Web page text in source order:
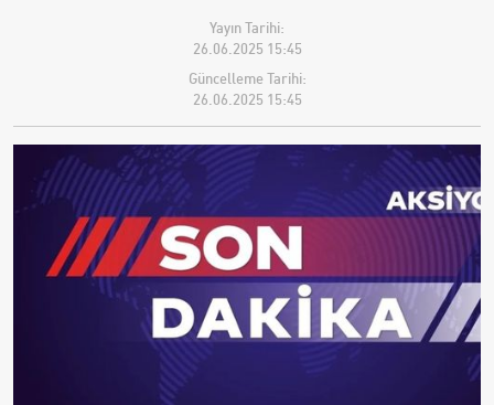
Yayın Tarihi:
26.06.2025 15:45
Güncelleme Tarihi:
26.06.2025 15:45